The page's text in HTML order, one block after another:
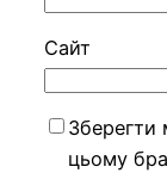
Сайт
Зберегти
цьому